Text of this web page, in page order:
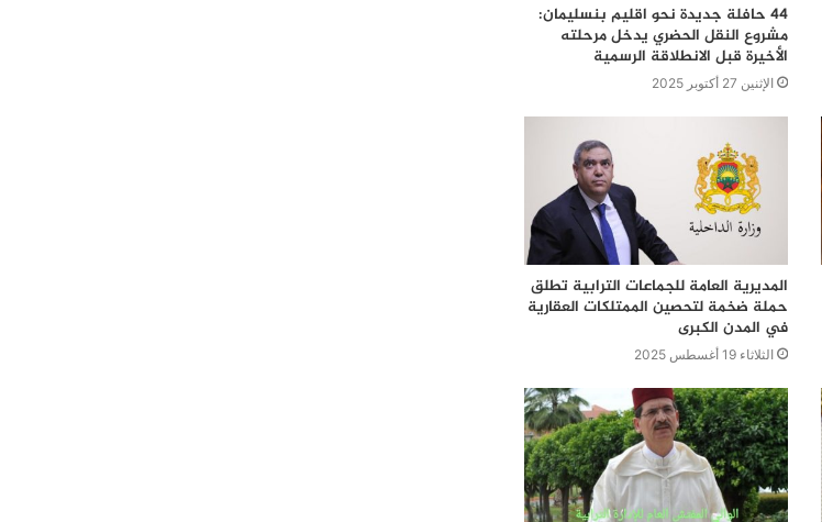
44 حافلة جديدة نحو اقليم بنسليمان:
مشروع النقل الحضري يدخل مرحلته
الأخيرة قبل الانطلاقة الرسمية
الإثنين 27 أكتوبر 2025
المديرية العامة للجماعات الترابية تطلق
حملة ضخمة لتحصين الممتلكات العقارية
في المدن الكبرى
الثلاثاء 19 أغسطس 2025